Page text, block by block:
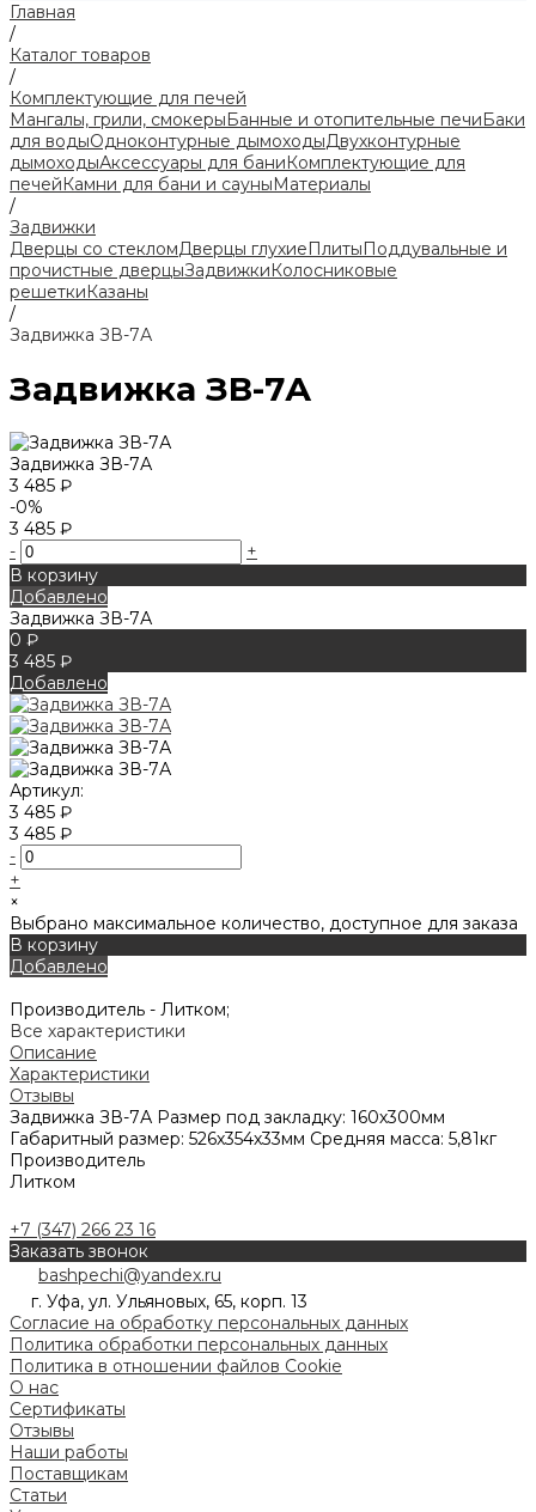
Главная
/
Каталог товаров
/
Комплектующие для печей
Мангалы, грили, смокерыБанные и отопительные печиБаки
для водыОдноконтурные дымоходыДвухконтурные
дымоходыАксессуары для баниКомплектующие для
печейКамни для бани и сауныМатериалы
/
Задвижки
Дверцы со стекломДверцы глухиеПлитыПоддувальные и
прочистные дверцыЗадвижкиКолосниковые
решеткиКазаны
/
Задвижка ЗВ-7А
Задвижка ЗВ-7А
Задвижка ЗВ-7А
3 485 ₽
-0%
3 485 ₽
-
+
В корзину
Добавлено
Задвижка ЗВ-7А
0 ₽
3 485 ₽
Добавлено
Артикул:
3 485 ₽
3 485 ₽
-
+
×
Выбрано максимальное количество, доступное для заказа
В корзину
Добавлено
Производитель - Литком;
Все характеристики
Описание
Характеристики
Отзывы
Задвижка ЗВ-7А Размер под закладку: 160х300мм
Габаритный размер: 526х354х33мм Средняя масса: 5,81кг
Производитель
Литком
+7 (347) 266 23 16
Заказать звонок
bashpechi@yandex.ru
г. Уфа, ул. Ульяновых, 65, корп. 13
Согласие на обработку персональных данных
Политика обработки персональных данных
Политика в отношении файлов Cookie
О нас
Сертификаты
Отзывы
Наши работы
Поставщикам
Статьи